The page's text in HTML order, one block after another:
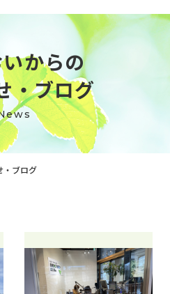
からの
・ブログ
・ブログ